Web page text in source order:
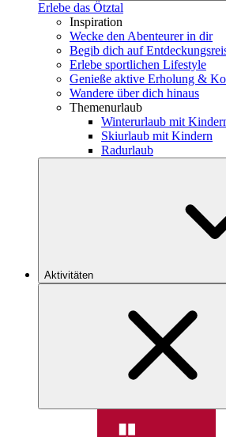
Erlebe das Ötztal
Inspiration
Wecke den Abenteurer in dir
Begib dich auf
Erlebe sportlichen Lifestyle
Genieße aktive Erholung &
Wandere über dich hinaus
Themenurlaub
Winterurlaub mit
Skiurlaub mit Kindern
Radurlaub
Aktivitäten